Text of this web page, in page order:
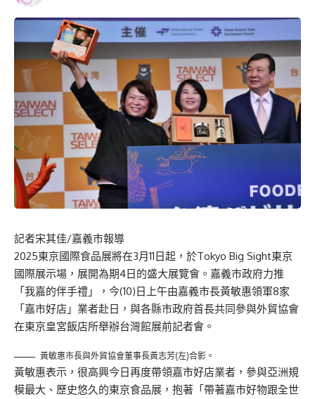
記者宋其佳/嘉義市報導
2025東京國際食品展將在3月11日起，於Tokyo Big Sight東京
國際展示場，展開為期4日的盛大展覽會。嘉義市政府力推
「我嘉的伴手禮」，今(10)日上午由嘉義市長黃敏惠領軍8家
「嘉市好店」業者赴日，與各縣市政府首長共同參與外貿協會
在東京皇宮飯店所舉辦台灣館展前記者會。
黃敏惠市長與外貿協會董事長黃志芳(左)合影。
黃敏惠表示，很高興今日再度帶領嘉市好店業者，參與亞洲規
模最大、歷史悠久的東京食品展，抱著「帶著嘉市好物跟全世